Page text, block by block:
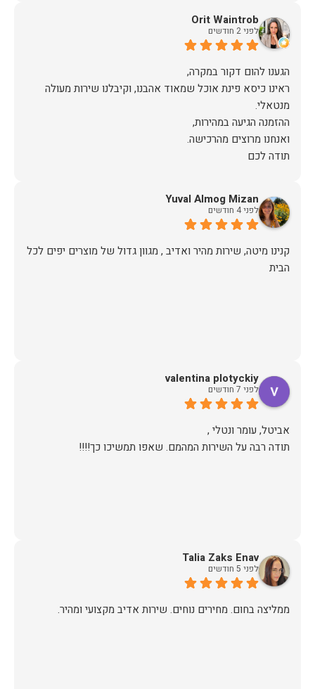
Orit Waintrob
לפני 2 חודשים
ראינו כיסא פינת אוכל שמאוד אהבנו, וקיבלנו שירות מעולה
תודה לכם
Yuval Almog Mizan
לפני 4 חודשים
קנינו מיטה, שירות מהיר ואדיב , מגוון גדול של מוצרים יפים לכל
הבית
valentina plotyckiy
לפני 7 חודשים
תודה רבה על השירות המהמם. שאפו תמשיכו כך!!!!
Talia Zaks Enav
לפני 5 חודשים
ממליצה בחום. מחירים נוחים. שירות אדיב מקצועי ומהיר.